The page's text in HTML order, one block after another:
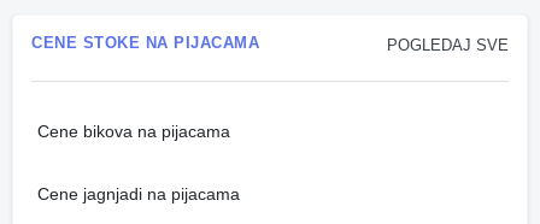
POGLEDAJ SVE
CENE STOKE NA PIJACAMA
Cene bikova na pijacama
Cene jagnjadi na pijacama